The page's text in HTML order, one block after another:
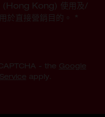
Kong) 使用及/
於直接營銷目的。
*
- the Google
apply.